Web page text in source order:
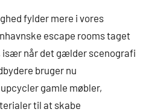
fylder mere i vores
escape rooms taget
især når det gælder scenografi
bruger nu
gamle møbler,
til at skabe